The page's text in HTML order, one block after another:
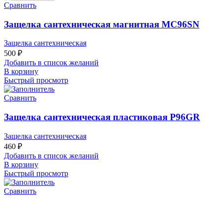
Сравнить
Защелка сантехническая магнитная MC96SN
Защелка сантехническая
500 ₽
Добавить в список желаний
В корзину
Быстрый просмотр
Сравнить
Защелка сантехническая пластиковая P96GR
Защелка сантехническая
460 ₽
Добавить в список желаний
В корзину
Быстрый просмотр
Сравнить